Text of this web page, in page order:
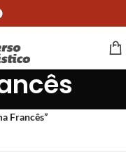
Francês”